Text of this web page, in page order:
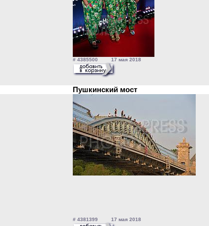
# 4385500 17 мая 2018
Пушкинский мост
# 4381399 17 мая 2018